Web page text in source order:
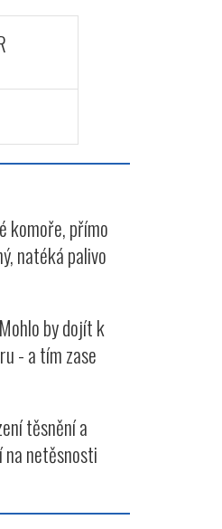
komoře, přímo
natéká palivo
by dojít k
- a tím zase
těsnění a
na netěsnosti